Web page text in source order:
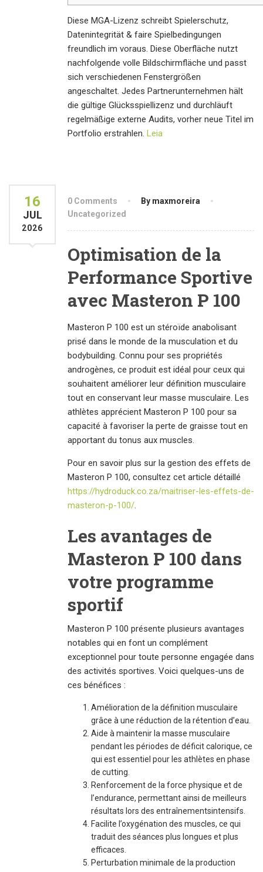
Diese MGA-Lizenz schreibt Spielerschutz,
Datenintegrität & faire Spielbedingungen
freundlich im voraus. Diese Oberfläche nutzt
nachfolgende volle Bildschirmfläche und passt
sich verschiedenen Fenstergrößen
angeschaltet. Jedes Partnerunternehmen hält
die gültige Glücksspiellizenz und durchläuft
regelmäßige externe Audits, vorher neue Titel im
Portfolio erstrahlen. Leia
16
JUL
2026
0 Comments
By maxmoreira
Uncategorized
Optimisation de la
Performance Sportive
avec Masteron P 100
Masteron P 100 est un stéroïde anabolisant
prisé dans le monde de la musculation et du
bodybuilding. Connu pour ses propriétés
androgènes, ce produit est idéal pour ceux qui
souhaitent améliorer leur définition musculaire
tout en conservant leur masse musculaire. Les
athlètes apprécient Masteron P 100 pour sa
capacité à favoriser la perte de graisse tout en
apportant du tonus aux muscles.
Pour en savoir plus sur la gestion des effets de
Masteron P 100, consultez cet article détaillé
https://hydroduck.co.za/maitriser-les-effets-de-
masteron-p-100/.
Les avantages de
Masteron P 100 dans
votre programme
sportif
Masteron P 100 présente plusieurs avantages
notables qui en font un complément
exceptionnel pour toute personne engagée dans
des activités sportives. Voici quelques-uns de
ces bénéfices :
Amélioration de la définition musculaire
grâce à une réduction de la rétention d’eau.
Aide à maintenir la masse musculaire
pendant les périodes de déficit calorique, ce
qui est essentiel pour les athlètes en phase
de cutting.
Renforcement de la force physique et de
l’endurance, permettant ainsi de meilleurs
résultats lors des entraînementsintensifs.
Facilite l’oxygénation des muscles, ce qui
traduit des séances plus longues et plus
efficaces.
Perturbation minimale de la production